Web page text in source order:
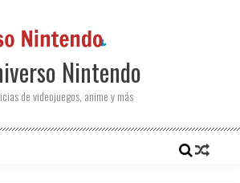
Nintendo
de videojuegos, anime y más